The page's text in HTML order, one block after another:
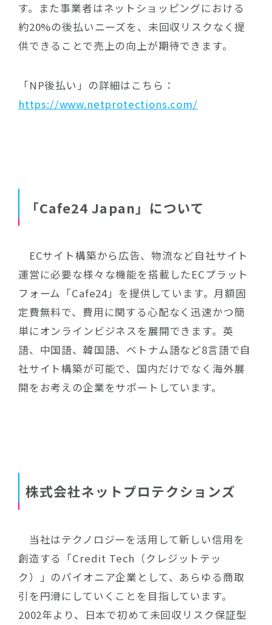
す。また事業者はネットショッピングにおける
約20%の後払いニーズを、未回収リスクなく提
供できることで売上の向上が期待できます。
「NP後払い」の詳細はこちら：
https://www.netprotections.com/
「Cafe24 Japan」について
ECサイト構築から広告、物流など自社サイト
運営に必要な様々な機能を搭載したECプラット
フォーム「Cafe24」を提供しています。月額固
定費無料で、費用に関する心配なく迅速かつ簡
単にオンラインビジネスを展開できます。英
語、中国語、韓国語、ベトナム語など8言語で自
社サイト構築が可能で、国内だけでなく海外展
開をお考えの企業をサポートしています。
株式会社ネットプロテクションズ
当社はテクノロジーを活用して新しい信用を
創造する「Credit Tech（クレジットテッ
ク）」のパイオニア企業として、あらゆる商取
引を円滑にしていくことを目指しています。
2002年より、日本で初めて未回収リスク保証型